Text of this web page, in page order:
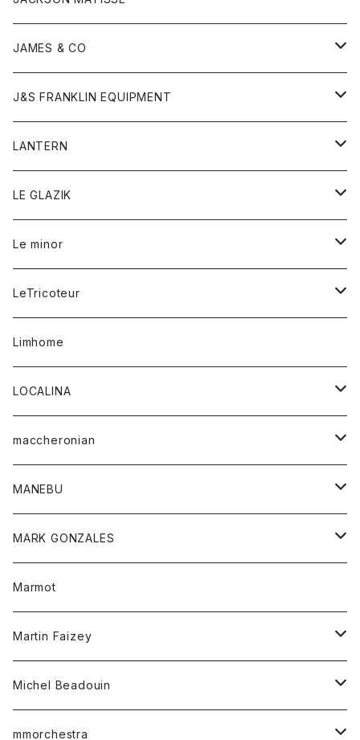
フリース
マフラー
リング
アンダーウェア
靴
バンダナ
トップス
カーディガン
ジャケット
タンクトップ
Tシャツ
ベスト
ポロシャツ
ロングスリーブTシャツ
ボトム
オーバーオール
ショートパンツ
レディース
アウター
カーディガン
セーター
チュニック
ロンパース
靴
ストール
トップス
カットソー
シャツ
ボトム
オーバーオール
ショートパンツ
レディース
オーバーオール
シャツ
ワンピース
ワンピース
キッズ
トレーナー
トップス
Gジャケット
スウェット
帽子
Tシャツ
帽子
JAMES & CO
ボトム
J&S FRANKLIN EQUIPMENT
アウター
LANTERN
アウター
Tシャツ
LE GLAZIK
レディース
コート
シャツ
ワンピース
Tシャツ
Le minor
ボトム
スカート
パンツ
レディース
アウター
カットソー
トップス
シャツ
LeTricoteur
カーディガン
Limhome
LOCALINA
ロングスリーブテーシャツ
maccheronian
靴
MANEBU
靴
MARK GONZALES
トップス
Tシャツ
Marmot
Martin Faizey
ベルト
Michel Beadouin
トップス
mmorchestra